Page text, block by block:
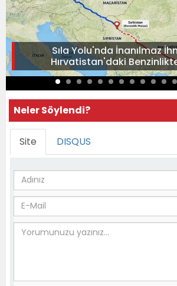
Sıla Yolu'nda İnanılmaz
Hırvatistan'daki
Neler Söylendi?
Site DISQUS